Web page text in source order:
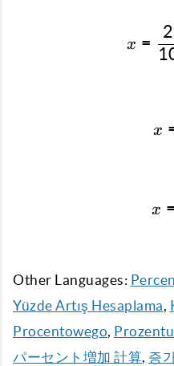
x =
x
x =
Other Languages:
Yüzde Artış Hesaplama,
Procentowego,
パーセント増加 計算, 증